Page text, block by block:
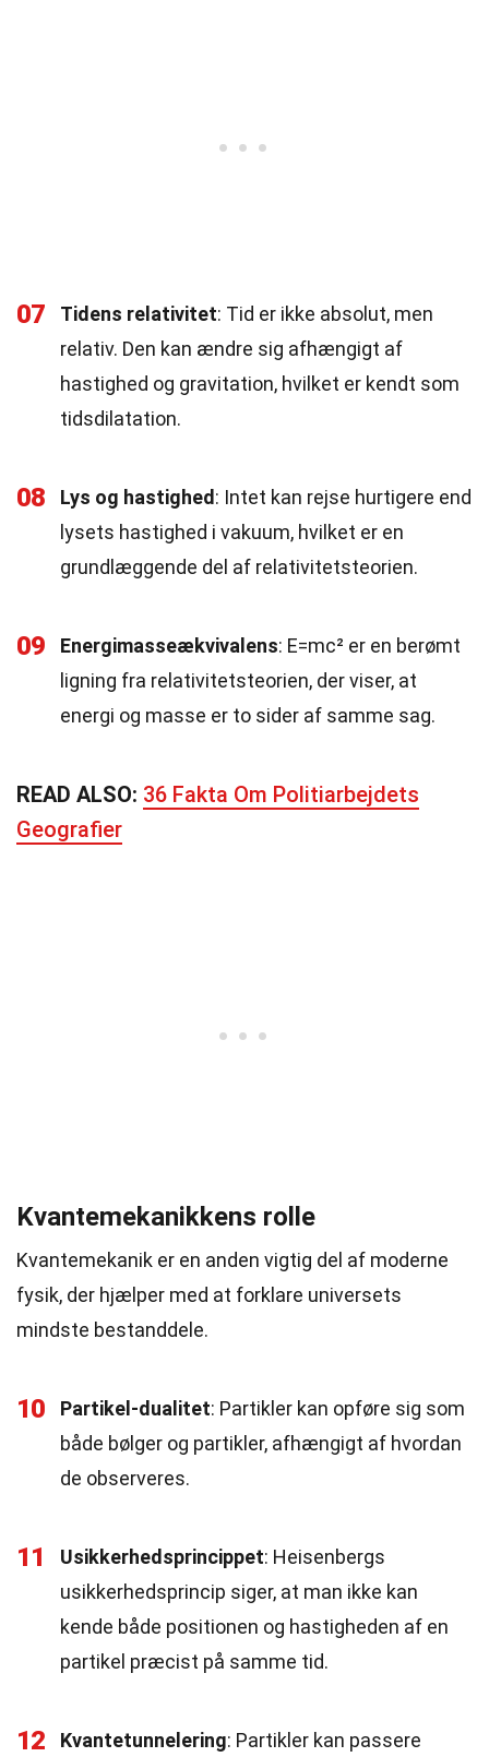
07 Tidens relativitet: Tid er ikke absolut, men
relativ. Den kan ændre sig afhængigt af
hastighed og gravitation, hvilket er kendt som
tidsdilatation.
08 Lys og hastighed : Intet kan rejse hurtigere end
lysets hastighed i vakuum, hvilket er en
grundlæggende del af relativitetsteorien.
09 Energimasseækvivalens: E=mc² er en berømt
ligning fra relativitetsteorien, der viser, at
energi og masse er to sider af samme sag.
READ ALSO: 36 Fakta Om Politiarbejdets
Geografier
Kvantemekanikkens rolle
Kvantemekanik er en anden vigtig del af moderne
fysik, der hjælper med at forklare universets
mindste bestanddele.
10 Partikel-dualitet: Partikler kan opføre sig som
både bølger og partikler, afhængigt af hvordan
de observeres.
11 Usikkerhedsprincippet: Heisenbergs
usikkerhedsprincip siger, at man ikke kan
kende både positionen og hastigheden af en
partikel præcist på samme tid.
12 Kvantetunnelering: Partikler kan passere